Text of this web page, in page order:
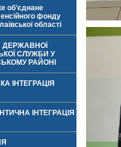
об’єднане
фонду
області
ДЕРЖАВНОЇ
СЛУЖБИ У
РАЙОНІ
ІНТЕГРАЦІЯ
ІНТЕГРАЦІЯ